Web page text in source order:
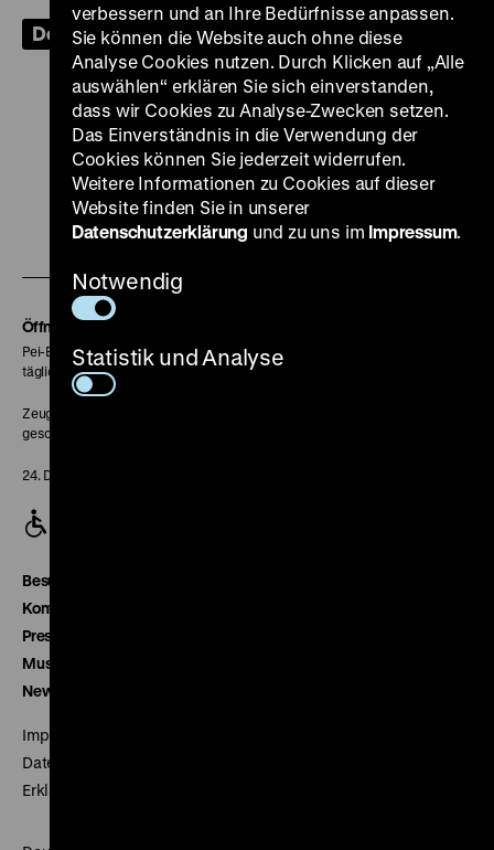
Download
Zu
unserer
Instagram
Seite
Zu
unserer
YouTube
Zu
unserer
Facebook
Zu
LinkedIn
Zu
Öffnungszeiten
Pei-Bau:
täglich 10-18 Uhr
Zeughaus:
geschlossen
24. Dezember geschlossen
Besucherservice
Kontakt
Presse
Museumsverein
Newsletter
Impressum
Datenschutz
Erklärung digitale Barrierefreiheit
verbessern und an Ihre Bedürfnisse anpassen.
Sie können die Website auch ohne diese
Analyse Cookies nutzen. Durch Klicken auf „Alle
auswählen“ erklären Sie sich einverstanden,
dass wir Cookies zu Analyse-Zwecken setzen.
Das Einverständnis in die Verwendung der
Cookies können Sie jederzeit widerrufen.
Weitere Informationen zu Cookies auf dieser
Website finden Sie in unserer
Datenschutzerklärung und zu uns im Impressum.
Notwendig
Statistik und Analyse